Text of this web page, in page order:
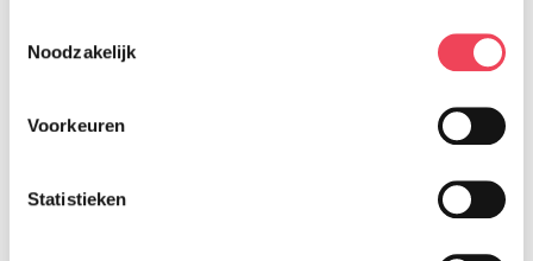
Noodzakelijk
Voorkeuren
Statistieken